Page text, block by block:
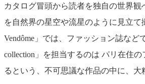
カタログ冒頭から読者を独自の世界
を自然界の星空や流星のように見立て
Vendôme」では、ファッション誌な
collection」を担当するのは パリ在住
るという、不可思議な作品の中に、